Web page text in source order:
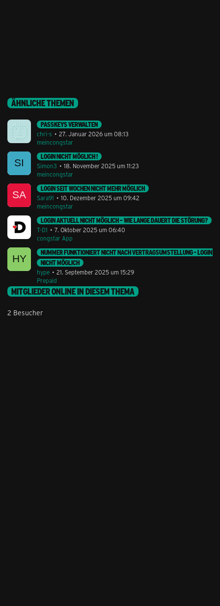
ÄHNLICHE THEMEN
PASSKEYS VERWALTEN
chri-s
27. Januar 2026 um 08:13
meincongstar
LOGIN NICHT MÖGLICH !
Simon3
18. November 2025 um 11:23
meincongstar
LOGIN SEIT WOCHEN NICHT MEHR MÖGLICH
Sara91
10. Dezember 2025 um 09:42
meincongstar
LOGIN AKTUELL NICHT MÖGLICH – WIE LANGE DAUERT DIE STÖRUNG?
T-D1
7. Oktober 2025 um 06:40
congstar App
NUMMER FUNKTIONIERT NICHT NACH VERTRAGSUMSTELLUNG - LOGIN
NICHT MÖGLICH
hype
21. September 2025 um 15:29
Prepaid
MITGLIEDER ONLINE IN DIESEM THEMA
2 Besucher